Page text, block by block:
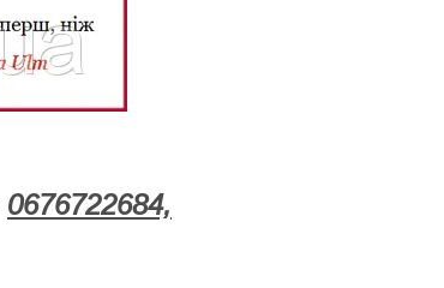
0676722684,